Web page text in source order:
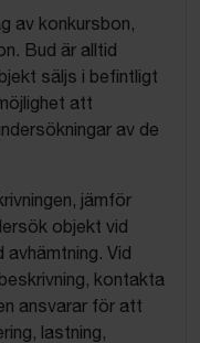
av konkursbon,
Bud är alltid
säljs i befintligt
att
av de
jämför
objekt vid
Vid
kontakta
ansvarar för att
lastning,